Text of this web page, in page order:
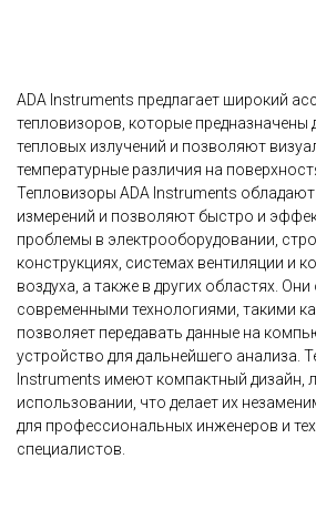
ADA Instruments предлагает широкий
тепловизоров, которые предназначены
тепловых излучений и позволяют
температурные различия на
Тепловизоры ADA Instruments
измерений и позволяют быстро и
проблемы в электрооборудовании,
конструкциях, системах вентиляции и
воздуха, а также в других областях.
современными технологиями, такими
позволяет передавать данные на
устройство для дальнейшего анализа.
Instruments имеют компактный дизайн,
использовании, что делает их
для профессиональных инженеров и
специалистов.